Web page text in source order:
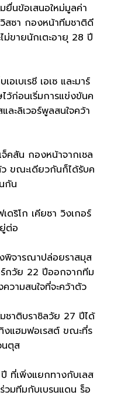
นข้อเสนอใหม่มูลค่า
สซา กองหน้าทีมชาติดี
ม่ขายนักเตะอายุ 28 ปี
เบเรชี เอเซ และมาร์
ว้ก่อนเริ่มการแข่งขันค
ละลิเวอร์พูลสนใจคว้า
สัน กองหน้าจากเชล
ว ขณะเดียวกันก็ได้รับค
กัน
ดริโก เคียซา วิงเกอร์
ต่อ
พิจารณาปล่อยราสมุส
กวัย 22 ปีออกจากทีม
ามสนใจที่จะคว้าตัว
าติบราซิลวัย 27 ปีได้
งแฮมฟอเรสต์ ขณะที่ร
นตุส
ที่เพิ่งแยกทางกับเลส
วมทีมกับเบรนแดน ร็อ